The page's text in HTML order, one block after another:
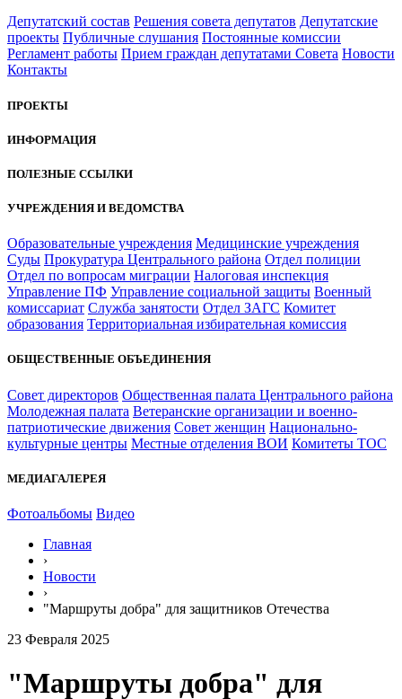
Депутатский состав Решения совета депутатов Депутатские
проекты Публичные слушания Постоянные комиссии
Регламент работы Прием граждан депутатами Совета Новости
Контакты
ПРОЕКТЫ
ИНФОРМАЦИЯ
ПОЛЕЗНЫЕ ССЫЛКИ
УЧРЕЖДЕНИЯ И ВЕДОМСТВА
Образовательные учреждения Медицинские учреждения
Суды Прокуратура Центрального района Отдел полиции
Отдел по вопросам миграции Налоговая инспекция
Управление ПФ Управление социальной защиты Военный
комиссариат Служба занятости Отдел ЗАГС Комитет
образования Территориальная избирательная комиссия
ОБЩЕСТВЕННЫЕ ОБЪЕДИНЕНИЯ
Совет директоров Общественная палата Центрального района
Молодежная палата Ветеранские организации и военно-
патриотические движения Совет женщин Национально-
культурные центры Местные отделения ВОИ Комитеты ТОС
МЕДИАГАЛЕРЕЯ
Фотоальбомы Видео
Главная
›
Новости
›
"Маршруты добра" для защитников Отечества
23 Февраля 2025
"Маршруты добра" для